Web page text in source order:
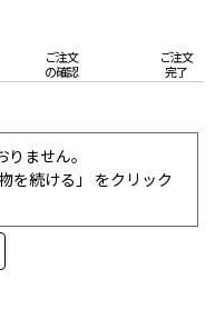
ご注文
の確認
ご注文
完了
ません。
を続ける」 をクリック